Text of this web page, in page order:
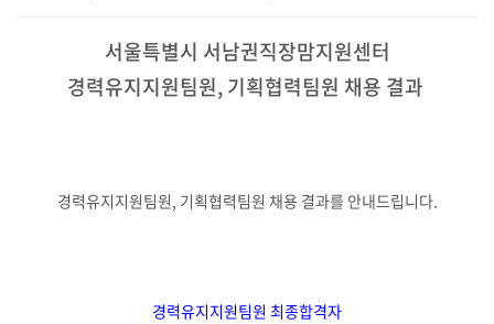
서울특별시 서남권직장맘지원센터
경력유지지원팀원, 기획협력팀원 채용 결과
경력유지지원팀원, 기획협력팀원 채용 결과를 안내드립니다.
경력유지지원팀원 최종합격자